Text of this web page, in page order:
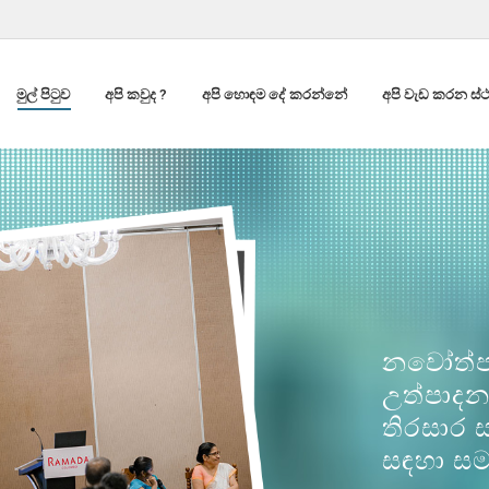
මුල් පිටුව අපි කවුද ? අපි හොඳම දේ කරන්නේ අපි වැඩ කරන
තිරසාර
සඳහා